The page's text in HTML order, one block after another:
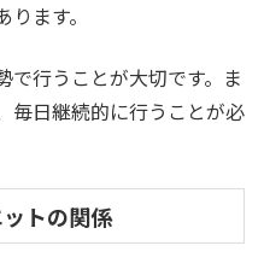
ます。
で行うことが大切です。ま
毎日継続的に行うことが必
トの関係